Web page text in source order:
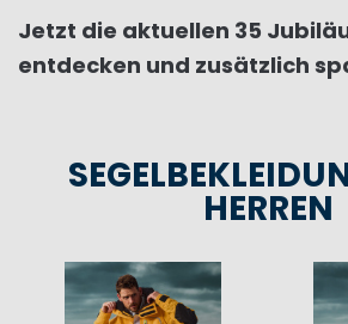
Jetzt die aktuellen 35
entdecken und zusätzlich
HERREN